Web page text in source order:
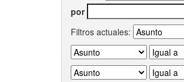
por
Filtros actuales: